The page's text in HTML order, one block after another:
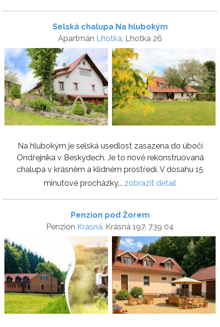
Selská chalupa Na hlubokým
Apartmán Lhotka , Lhotka 26
Na hlubokým je selská usedlost zasazena do úbočí
Ondřejníka v Beskydech. Je to nově rekonstruovaná
chalupa v krásném a klidném prostředí. V dosahu 15
minutové procházky... zobrazit detail
Penzion pod Žorem
Penzion Krásná , Krásná 197, 739 04